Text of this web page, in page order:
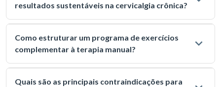
resultados sustentáveis na cervicalgia crônica?
Como estruturar um programa de exercícios
complementar à terapia manual?
Quais são as principais contraindicações para